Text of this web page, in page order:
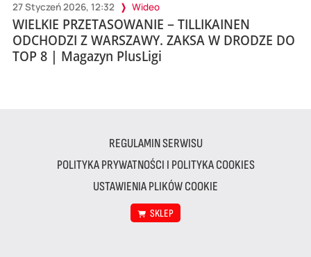
27 Styczeń 2026, 12:32 Wideo
WIELKIE PRZETASOWANIE – TILLIKAINEN
ODCHODZI Z WARSZAWY. ZAKSA W DRODZE DO
TOP 8 | Magazyn PlusLigi
REGULAMIN SERWISU
POLITYKA PRYWATNOŚCI I POLITYKA COOKIES
USTAWIENIA PLIKÓW COOKIE
SKLEP